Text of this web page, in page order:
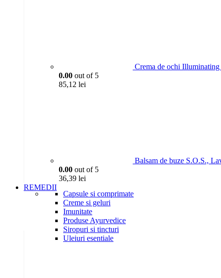
Crema de ochi
0.00 out of 5
85,12 lei
Balsam de buze S.O.S.,
0.00 out of 5
36,39 lei
REMEDII
Capsule si comprimate
Creme si geluri
Imunitate
Produse Ayurvedice
Siropuri si tincturi
Uleiuri esentiale